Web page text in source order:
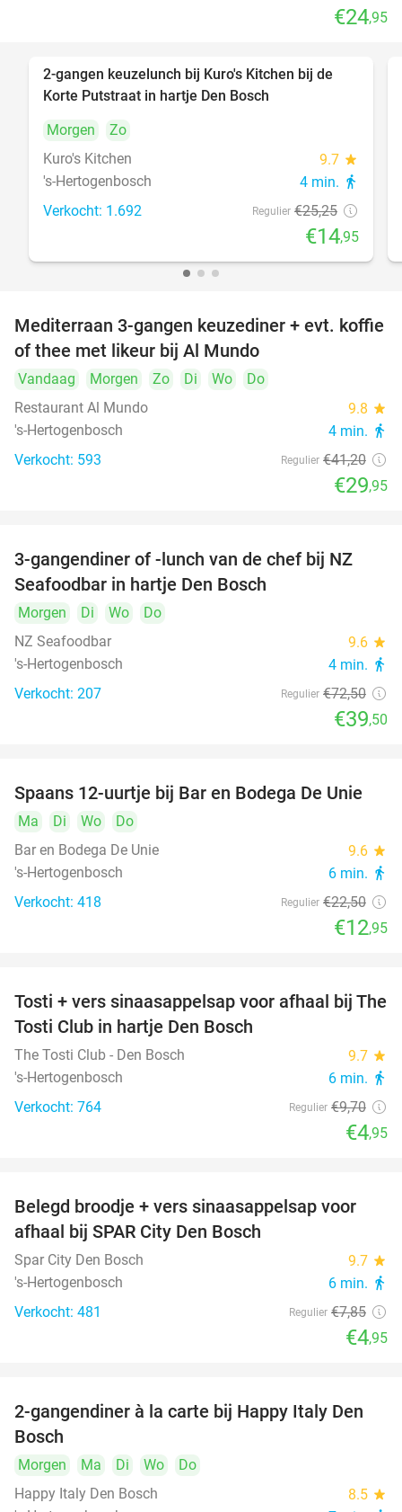
€24,95
2-gangen keuzelunch bij Kuro's Kitchen bij de
Korte Putstraat in hartje Den Bosch
Morgen
Zo
Kuro's Kitchen
9.7 star
's-Hertogenbosch 4 min. directions_walk
Verkocht: 1.692 Regulier €25,25
€14,95
27%
Mediterraan 3-gangen keuzediner + evt. koffie
of thee met likeur bij Al Mundo
Vandaag Morgen Zo Di Wo
Do
Restaurant Al Mundo
9.8 star
's-Hertogenbosch 4 min. directions_walk
Verkocht: 593 Regulier €41,20
€29,95
46%
3-gangendiner of -lunch van de chef bij NZ
Seafoodbar in hartje Den Bosch
Morgen Di Wo
Do
NZ Seafoodbar
9.6 star
's-Hertogenbosch 4 min. directions_walk
Verkocht: 207 Regulier €72,50
€39,50
42%
Spaans 12-uurtje bij Bar en Bodega De Unie
Ma Di Wo
Do
Bar en Bodega De Unie
9.6 star
's-Hertogenbosch 6 min. directions_walk
Verkocht: 418 Regulier €22,50
€12,95
49%
Tosti + vers sinaasappelsap voor afhaal bij The
Tosti Club in hartje Den Bosch
The Tosti Club - Den Bosch 9.7 star
's-Hertogenbosch 6 min. directions_walk
Verkocht: 764 Regulier €9,70
€4,95
37%
Belegd broodje + vers sinaasappelsap voor
afhaal bij SPAR City Den Bosch
Spar City Den Bosch 9.7 star
's-Hertogenbosch 6 min. directions_walk
Verkocht: 481 Regulier €7,85
€4,95
35%
2-gangendiner à la carte bij Happy Italy Den
Bosch
Morgen Ma Di Wo
Do
Happy Italy Den Bosch
8.5 star